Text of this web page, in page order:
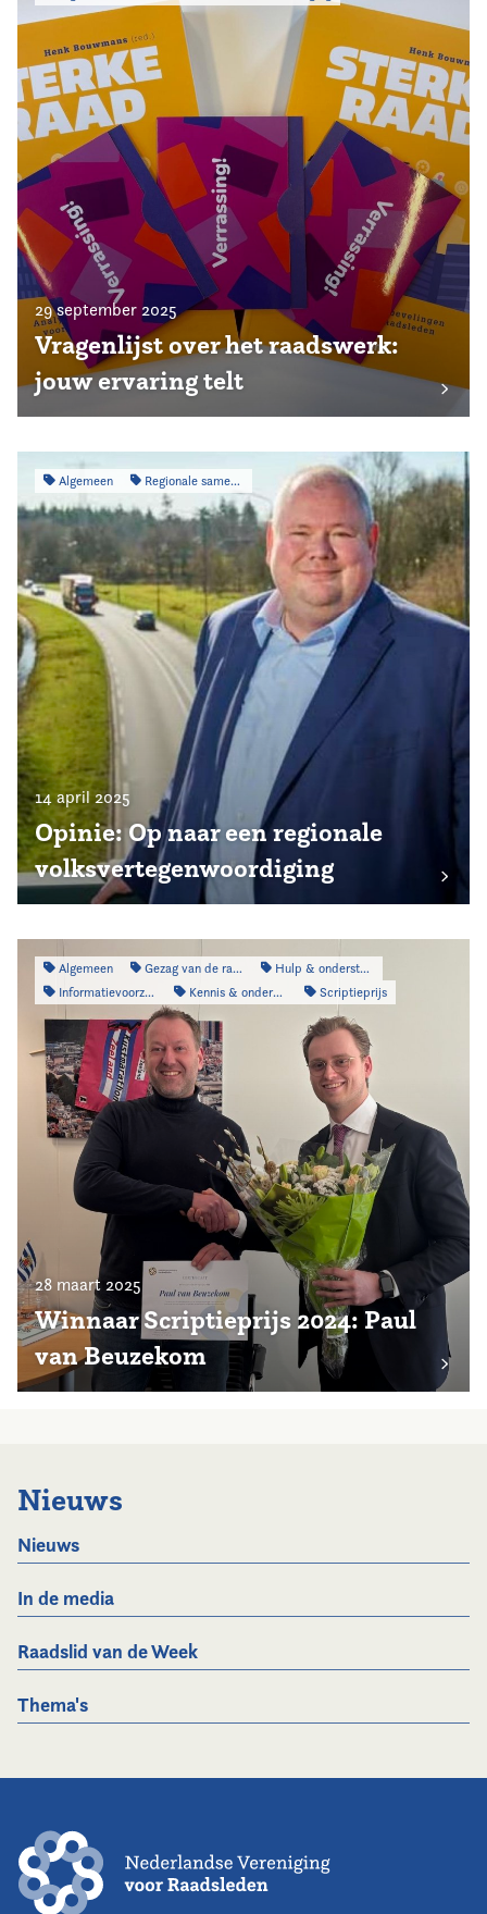
29 september 2025
Vragenlijst over het raadswerk:
jouw ervaring telt
Algemeen Regionale samenwerking
14 april 2025
Opinie: Op naar een regionale
volksvertegenwoordiging
Algemeen Gezag van de raad
Hulp & ondersteuning
Informatievoorziening
Kennis & onderzoek Scriptieprijs
28 maart 2025
Winnaar Scriptieprijs 2024: Paul
van Beuzekom
Nieuws
Nieuws
In de media
Raadslid van de Week
Thema's